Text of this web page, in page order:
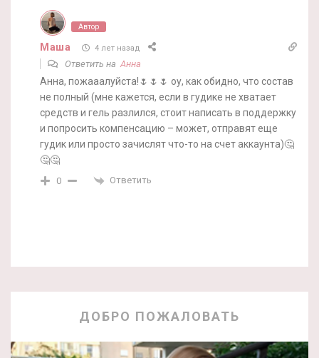
Автор
Маша 4 лет назад
Ответить наАнна
Анна, пожааалуйста!🌷🌷🌷 оу, как обидно, что состав
не полный (мне кажется, если в гудике не хватает
средств и гель разлился, стоит написать в поддержку
и попросить компенсацию – может, отправят еще
гудик или просто зачислят что-то на счет аккаунта)🤔
🤔🤔
0 Ответить
ДОБРО ПОЖАЛОВАТЬ